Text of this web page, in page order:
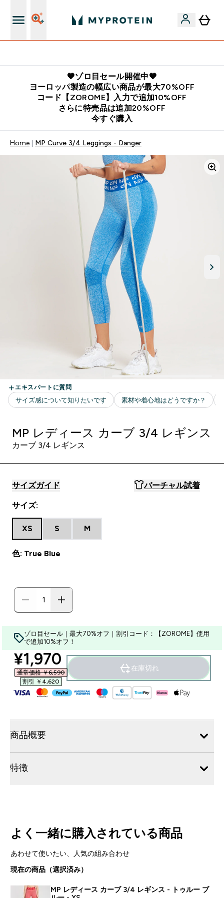
💙ゾロ目セール開催中💙
ヨーロッパ製造の幅広い商品が最大70%OFF
コード【ZOROME】入力で追加10%OFF
さらに特売品は追加20%OFF
今すぐ購入
Home MP Curve 3/4 Leggings - Danger
MP レディース カーブ 3/4 レギンス
カーブ 3/4 レギンス
サイズガイド バーチャル試着
サイズ:
XS S M
色: True Blue
ゾロ目セール｜最大70%オフ｜割引コード：【ZOROME】使用
で追加10%オフ！
discounted price
¥1,970‎
通常価格 ￥6,590‎
割引 ￥4,620‎
在庫切れ
商品概要
特徴
よく一緒に購入されている商品
あわせて使いたい、人気の組み合わせ
現在の商品（選択済み）
MP レディース カーブ 3/4 レギンス - トゥルー ブ